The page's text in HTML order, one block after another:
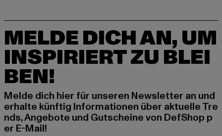
MELDE DICH AN, UM
INSPIRIERT ZU BLEI
BEN!
Melde dich hier für unseren Newsletter an und
erhalte künftig Informationen über aktuelle Tre
nds, Angebote und Gutscheine von DefShop p
er E-Mail!